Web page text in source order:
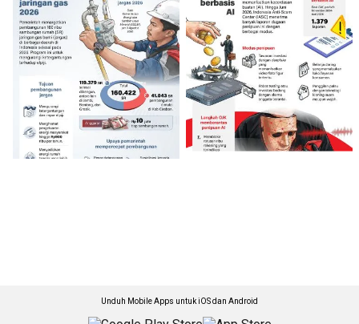
Unduh Mobile Apps untuk iOS dan Android